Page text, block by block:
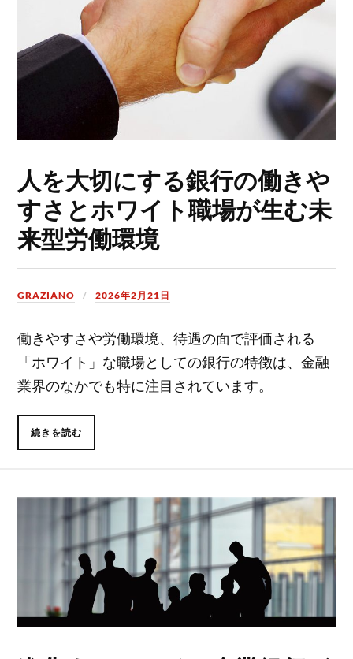
人を大切にする銀行の働きや
すさとホワイト職場が生む未
来型労働環境
GRAZIANO 2026年2月21日
働きやすさや労働環境、待遇の面で評価される
「ホワイト」な職場としての銀行の特徴は、金融
業界のなかでも特に注目されています。
続きを読む